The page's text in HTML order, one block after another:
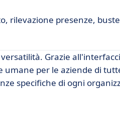
rilevazione presenze,
Grazie
per le aziende di
specifiche di ogni